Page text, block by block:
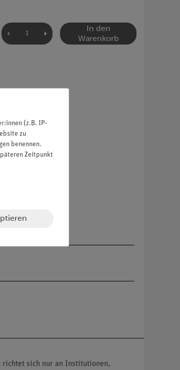
In den
Warenkorb
richtet sich nur an Institutionen,
(z.B. IP-
zu
benennen.
Zeitpunkt